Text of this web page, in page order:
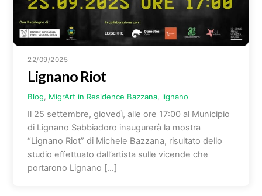
22/09/2025
Lignano Riot
Blog MigrArt in Residence Bazzana lignano
Il 25 settembre, giovedì, alle ore 17:00 al Municipio
di Lignano Sabbiadoro inaugurerà la mostra
“Lignano Riot” di Michele Bazzana, risultato dello
studio effettuato dall’artista sulle vicende che
portarono Lignano […]